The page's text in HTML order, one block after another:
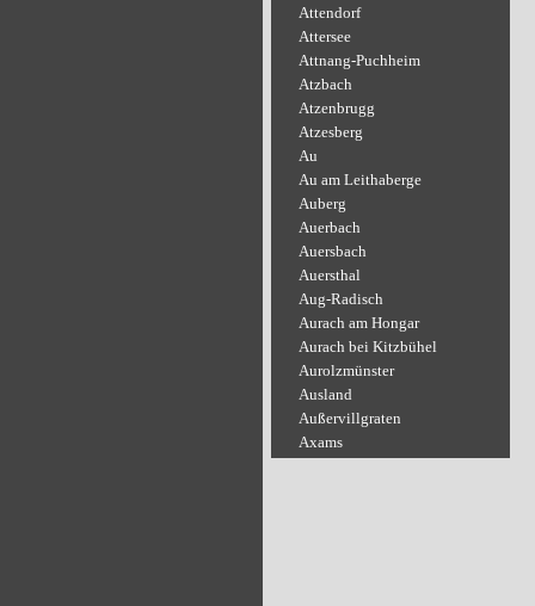
Attendorf
Attersee
Attnang-Puchheim
Atzbach
Atzenbrugg
Atzesberg
Au
Au am Leithaberge
Auberg
Auerbach
Auersbach
Auersthal
Aug-Radisch
Aurach am Hongar
Aurach bei Kitzbühel
Aurolzmünster
Ausland
Außervillgraten
Axams